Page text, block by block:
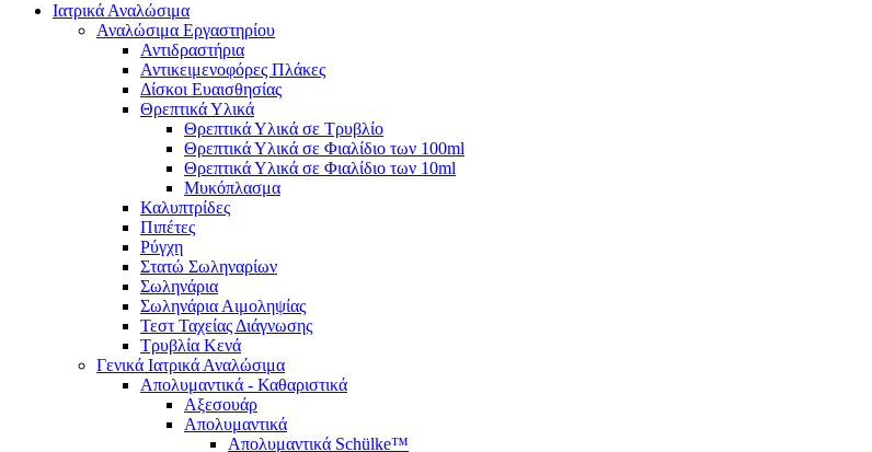
Ιατρικά Αναλώσιμα
Αναλώσιμα Εργαστηρίου
Αντιδραστήρια
Αντικειμενοφόρες Πλάκες
Δίσκοι Ευαισθησίας
Θρεπτικά Υλικά
Θρεπτικά Υλικά σε Τρυβλίο
Θρεπτικά Υλικά σε Φιαλίδιο των 100ml
Θρεπτικά Υλικά σε Φιαλίδιο των 10ml
Μυκόπλασμα
Καλυπτρίδες
Πιπέτες
Ρύγχη
Στατώ Σωληναρίων
Σωληνάρια
Σωληνάρια Αιμοληψίας
Τεστ Ταχείας Διάγνωσης
Τρυβλία Κενά
Γενικά Ιατρικά Αναλώσιμα
Απολυμαντικά - Καθαριστικά
Αξεσουάρ
Απολυμαντικά
Απολυμαντικά Schülke™